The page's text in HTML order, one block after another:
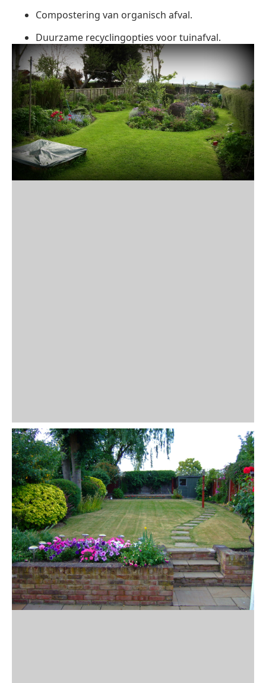
Compostering van organisch afval.
Duurzame recyclingopties voor tuinafval.